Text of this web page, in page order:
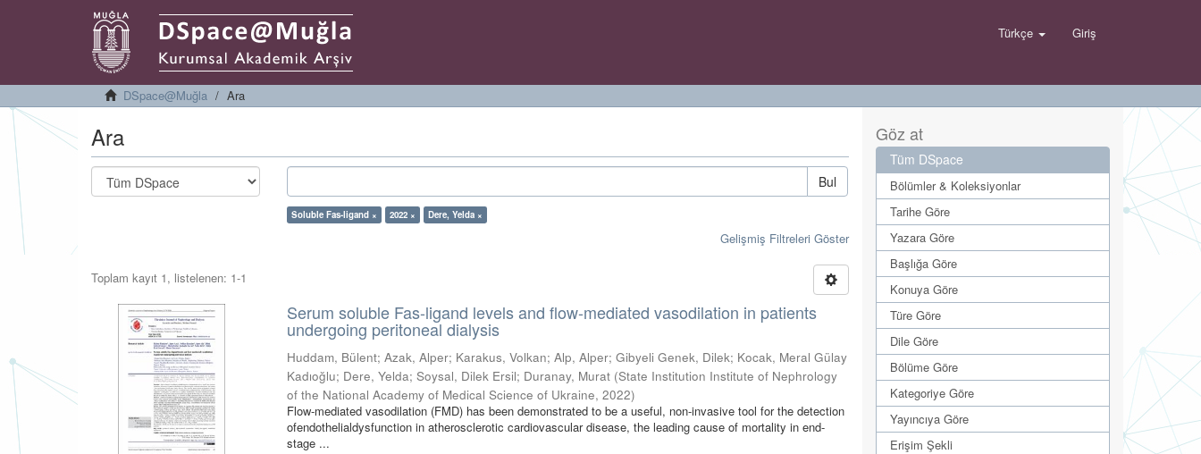
Türkçe Giriş
DSpace@Muğla Ara
Ara
Bul
Soluble Fas-ligand × 2022 × Dere, Yelda ×
Gelişmiş Filtreleri Göster
Toplam kayıt 1, listelenen: 1-1
Serum soluble Fas-ligand levels and flow-mediated vasodilation in patients
undergoing peritoneal dialysis
Huddam, Bülent;Azak, Alper; Karakus, Volkan;Alp, Alper;Gibyeli Genek, Dilek; Kocak, Meral Gülay
Kadıoğlu; Dere, Yelda;Soysal, Dilek Ersil; Duranay, Murat (State Institution Institute of Nephrology
of the National Academy of Medical Science of Ukraine,2022)
Flow-mediated vasodilation (FMD) has been demonstrated to be a useful, non-invasive tool for the detection
ofendothelialdysfunction in atherosclerotic cardiovascular disease, the leading cause of mortality in end-
stage ...
Göz at
Tüm DSpace
Bölümler & Koleksiyonlar
Tarihe Göre
Yazara Göre
Başlığa Göre
Konuya Göre
Türe Göre
Dile Göre
Bölüme Göre
Kategoriye Göre
Yayıncıya Göre
Erişim Şekli